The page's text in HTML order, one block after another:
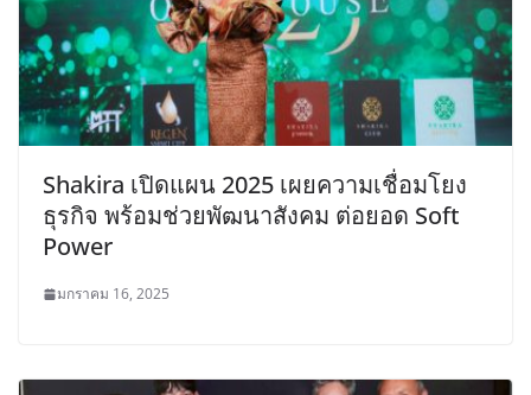
Shakira เปิดแผน 2025 เผยความเชื่อมโยง
ธุรกิจ พร้อมช่วยพัฒนาสังคม ต่อยอด Soft
Power
มกราคม 16, 2025